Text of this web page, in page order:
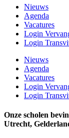
Nieuws
Agenda
Vacatures
Login
Login
Nieuws
Agenda
Vacatures
Login
Login
Onze scholen
Utrecht,